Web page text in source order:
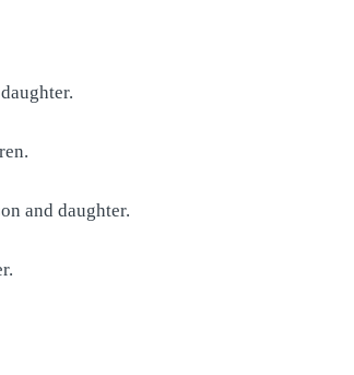
and daughter.